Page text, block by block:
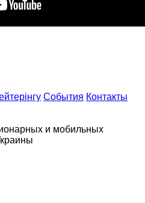
События Контакты
и мобильных